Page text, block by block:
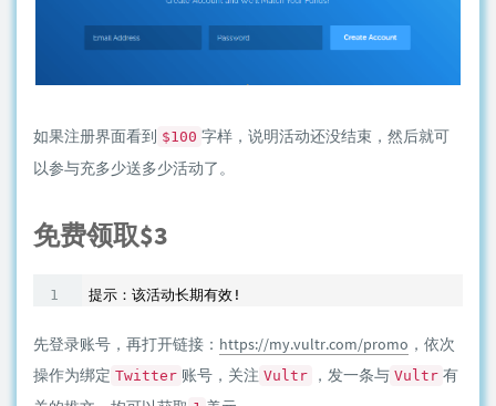
如果注册界面看到 $100 字样，说明活动还没结束，然后就可
以参与充多少送多少活动了。
免费领取$3
先登录账号，再打开链接： https://my.vultr.com/promo ，依次
操作为绑定 Twitter 账号，关注 Vultr ，发一条与 Vultr 有